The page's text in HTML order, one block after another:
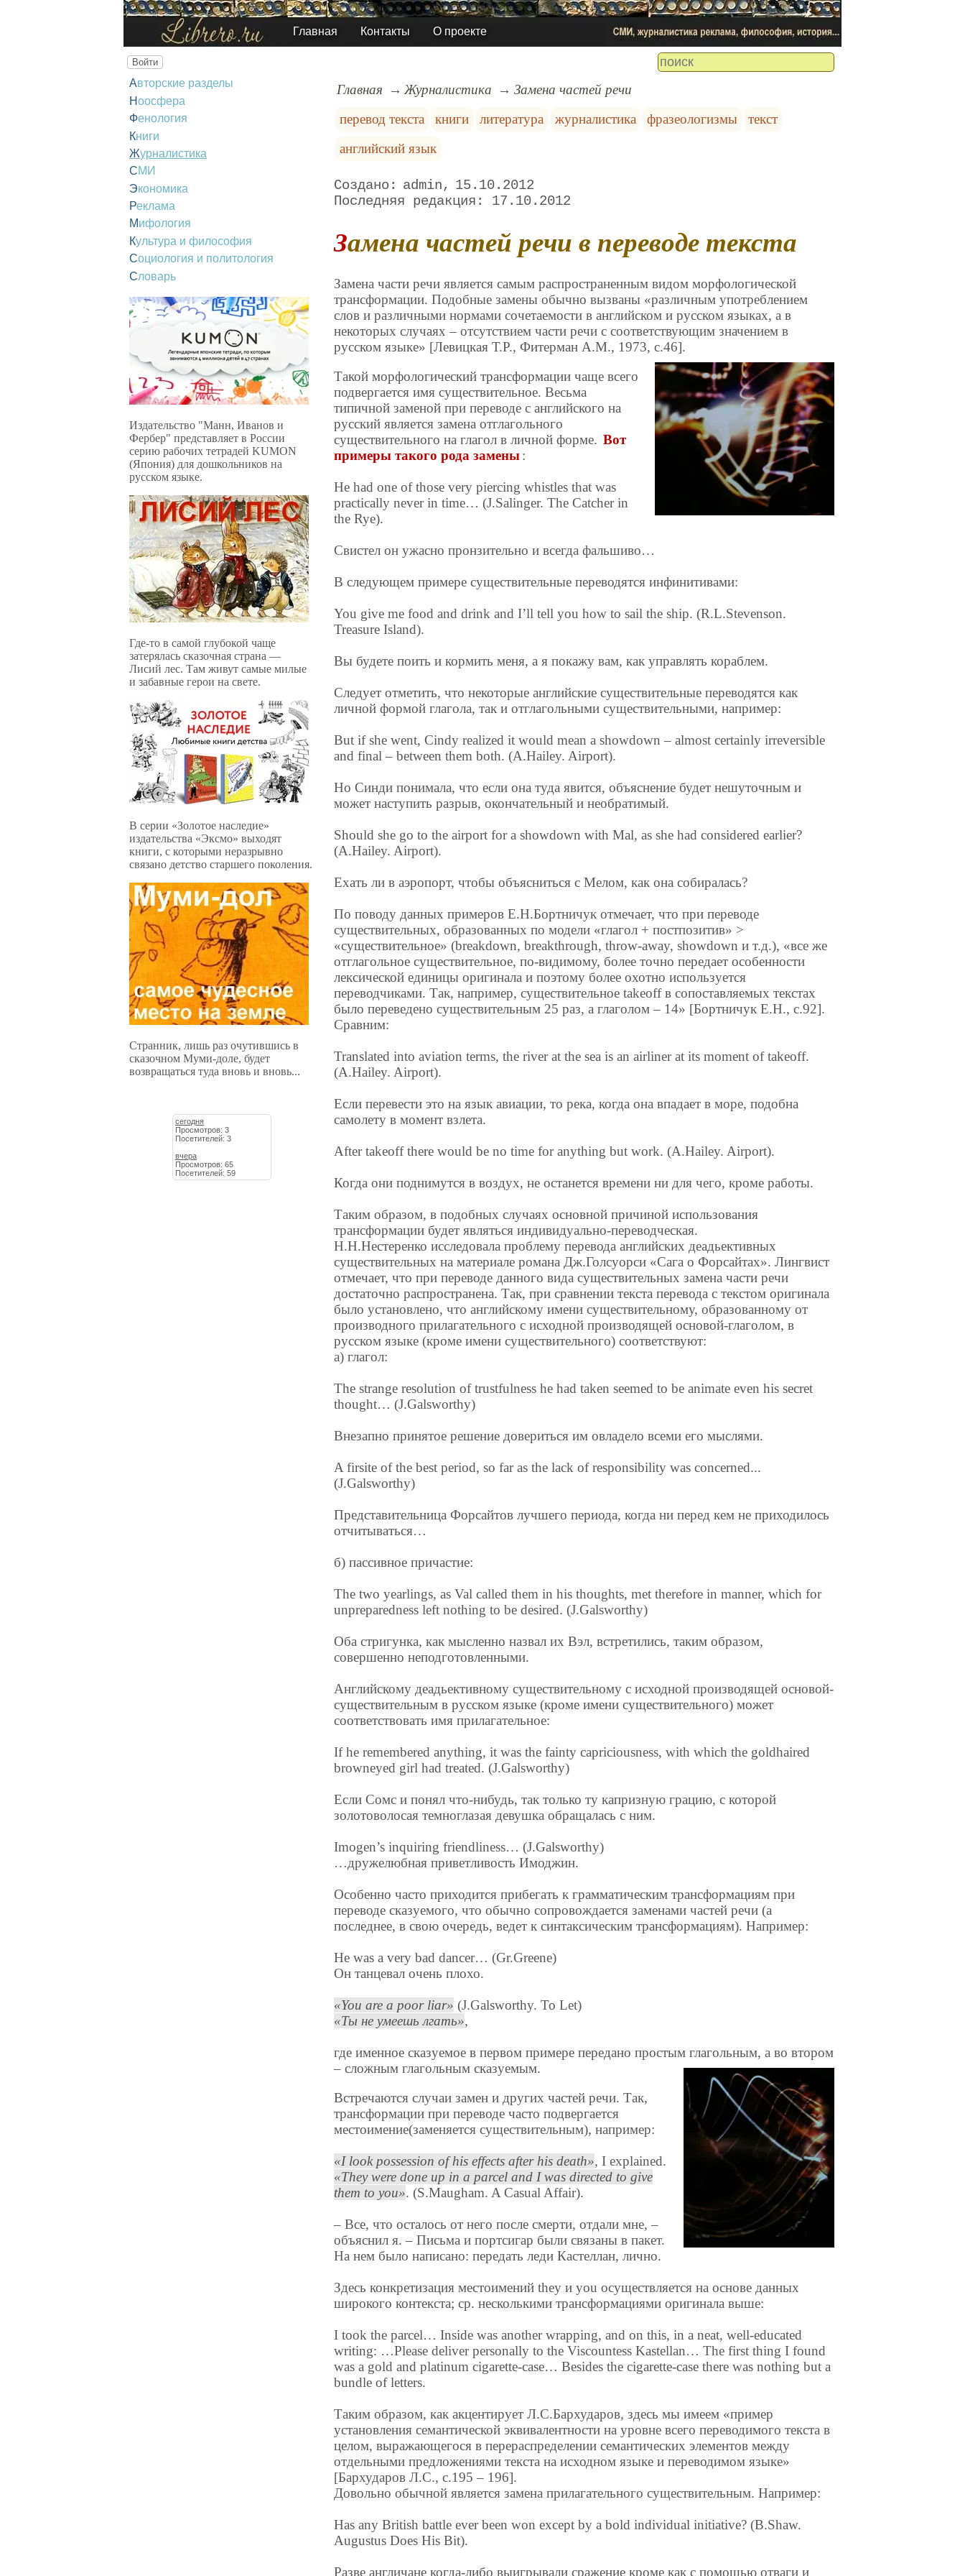
Главная Контакты О проекте
Войти
Авторские разделы
Ноосфера
Фенология
Книги
Журналистика
СМИ
Экономика
Реклама
Мифология
Культура и философия
Социология и политология
Словарь
Издательство "Манн, Иванов и
Фербер" представляет в России
серию рабочих тетрадей KUMON
(Япония) для дошкольников на
русском языке.
Где-то в самой глубокой чаще
затерялась сказочная страна —
Лисий лес. Там живут самые милые
и забавные герои на свете.
В серии «Золотое наследие»
издательства «Эксмо» выходят
книги, с которыми неразрывно
связано детство старшего поколения.
Странник, лишь раз очутившись в
сказочном Муми-доле, будет
возвращаться туда вновь и вновь...
сегодня
Просмотров: 3
Посетителей: 3
вчера
Просмотров: 65
Посетителей: 59
Главная Журналистика
Замена частей речи
перевод текста
книги литература журналистика фразеологизмы
текст
английский язык
admin
15.10.2012
17.10.2012
Замена частей речи в переводе текста
Замена части речи является самым распространенным видом морфологической
трансформации. Подобные замены обычно вызваны «различным употреблением
слов и различными нормами сочетаемости в английском и русском языках, а в
некоторых случаях – отсутствием части речи с соответствующим значением в
русском языке» [Левицкая Т.Р., Фитерман А.М., 1973, с.46].
Такой морфологический трансформации чаще всего
подвергается имя существительное. Весьма
типичной заменой при переводе с английского на
русский является замена отглагольного
существительного на глагол в личной форме. Вот
примеры такого рода замены:
He had one of those very piercing whistles that was
practically never in time… (J.Salinger. The Catcher in
the Rye).
Свистел он ужасно пронзительно и всегда фальшиво…
В следующем примере существительные переводятся инфинитивами:
You give me food and drink and I’ll tell you how to sail the ship. (R.L.Stevenson.
Treasure Island).
Вы будете поить и кормить меня, а я покажу вам, как управлять кораблем.
Следует отметить, что некоторые английские существительные переводятся как
личной формой глагола, так и отглагольными существительными, например:
But if she went, Cindy realized it would mean a showdown – almost certainly irreversible
and final – between them both. (A.Hailey. Airport).
Но Синди понимала, что если она туда явится, объяснение будет нешуточным и
может наступить разрыв, окончательный и необратимый.
Should she go to the airport for a showdown with Mal, as she had considered earlier?
(A.Hailey. Airport).
Ехать ли в аэропорт, чтобы объясниться с Мелом, как она собиралась?
По поводу данных примеров Е.Н.Бортничук отмечает, что при переводе
существительных, образованных по модели «глагол + постпозитив» >
«существительное» (breakdown, breakthrough, throw-away, showdown и т.д.), «все же
отглагольное существительное, по-видимому, более точно передает особенности
лексической единицы оригинала и поэтому более охотно используется
переводчиками. Так, например, существительное takeoff в сопоставляемых текстах
было переведено существительным 25 раз, а глаголом – 14» [Бортничук Е.Н., с.92].
Сравним:
Translated into aviation terms, the river at the sea is an airliner at its moment of takeoff.
(A.Hailey. Airport).
Если перевести это на язык авиации, то река, когда она впадает в море, подобна
самолету в момент взлета.
After takeoff there would be no time for anything but work. (A.Hailey. Airport).
Когда они поднимутся в воздух, не останется времени ни для чего, кроме работы.
Таким образом, в подобных случаях основной причиной использования
трансформации будет являться индивидуально-переводческая.
Н.Н.Нестеренко исследовала проблему перевода английских деадьективных
существительных на материале романа Дж.Голсуорси «Сага о Форсайтах». Лингвист
отмечает, что при переводе данного вида существительных замена части речи
достаточно распространена. Так, при сравнении текста перевода с текстом оригинала
было установлено, что английскому имени существительному, образованному от
производного прилагательного с исходной производящей основой-глаголом, в
русском языке (кроме имени существительного) соответствуют:
а) глагол:
The strange resolution of trustfulness he had taken seemed to be animate even his secret
thought… (J.Galsworthy)
Внезапно принятое решение довериться им овладело всеми его мыслями.
A firsite of the best period, so far as the lack of responsibility was concerned...
(J.Galsworthy)
Представительница Форсайтов лучшего периода, когда ни перед кем не приходилось
отчитываться…
б) пассивное причастие:
The two yearlings, as Val called them in his thoughts, met therefore in manner, which for
unpreparedness left nothing to be desired. (J.Galsworthy)
Оба стригунка, как мысленно назвал их Вэл, встретились, таким образом,
совершенно неподготовленными.
Английскому деадьективному существительному с исходной производящей основой-
существительным в русском языке (кроме имени существительного) может
соответствовать имя прилагательное:
If he remembered anything, it was the fainty capriciousness, with which the goldhaired
browneyed girl had treated. (J.Galsworthy)
Если Сомс и понял что-нибудь, так только ту капризную грацию, с которой
золотоволосая темноглазая девушка обращалась с ним.
Imogen’s inquiring friendliness… (J.Galsworthy)
…дружелюбная приветливость Имоджин.
Особенно часто приходится прибегать к грамматическим трансформациям при
переводе сказуемого, что обычно сопровождается заменами частей речи (а
последнее, в свою очередь, ведет к синтаксическим трансформациям). Например:
He was a very bad dancer… (Gr.Greene)
Он танцевал очень плохо.
You are a poor liar
(J.Galsworthy. To Let)
Ты не умеешь лгать ,
где именное сказуемое в первом примере передано простым глагольным, а во втором
– сложным глагольным сказуемым.
Встречаются случаи замен и других частей речи. Так,
трансформации при переводе часто подвергается
местоимение(заменяется существительным), например:
I look possession of his effects after his death , I explained.
They were done up in a parcel and I was directed to give
them to you . (S.Maugham. A Casual Affair).
– Все, что осталось от него после смерти, отдали мне, –
объяснил я. – Письма и портсигар были связаны в пакет.
На нем было написано: передать леди Кастеллан, лично.
Здесь конкретизация местоимений they и you осуществляется на основе данных
широкого контекста; ср. несколькими трансформациями оригинала выше:
I took the parcel… Inside was another wrapping, and on this, in a neat, well-educated
writing: …Please deliver personally to the Viscountess Kastellan… The first thing I found
was a gold and platinum cigarette-case… Besides the cigarette-case there was nothing but a
bundle of letters.
Таким образом, как акцентирует Л.С.Бархударов, здесь мы имеем «пример
установления семантической эквивалентности на уровне всего переводимого текста в
целом, выражающегося в перераспределении семантических элементов между
отдельными предложениями текста на исходном языке и переводимом языке»
[Бархударов Л.С., с.195 – 196].
Довольно обычной является замена прилагательного существительным. Например:
Has any British battle ever been won except by a bold individual initiative? (B.Shaw.
Augustus Does His Bit).
Разве англичане когда-либо выигрывали сражение кроме как с помощью отваги и